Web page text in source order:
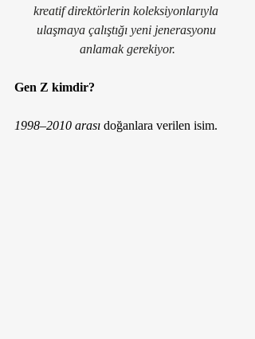
kreatif direktörlerin koleksiyonlarıyla
ulaşmaya çalıştığı yeni jenerasyonu
anlamak gerekiyor.
Gen Z kimdir?
1998–2010 arası doğanlara verilen isim.